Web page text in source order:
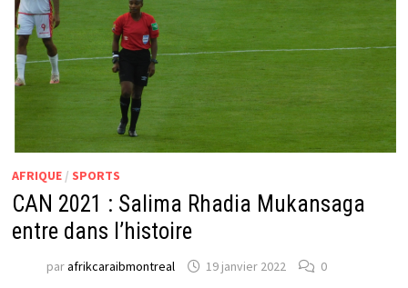
AFRIQUE/ SPORTS
CAN 2021 : Salima Rhadia Mukansaga
entre dans l’histoire
parafrikcaraibmontreal 19 janvier 2022 0